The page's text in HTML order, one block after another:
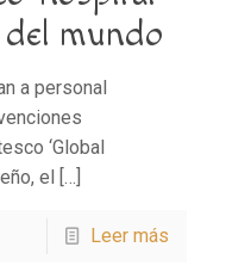
mundo
a personal
‘Global
el […]
Leer más